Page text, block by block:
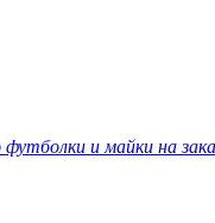
и майки на